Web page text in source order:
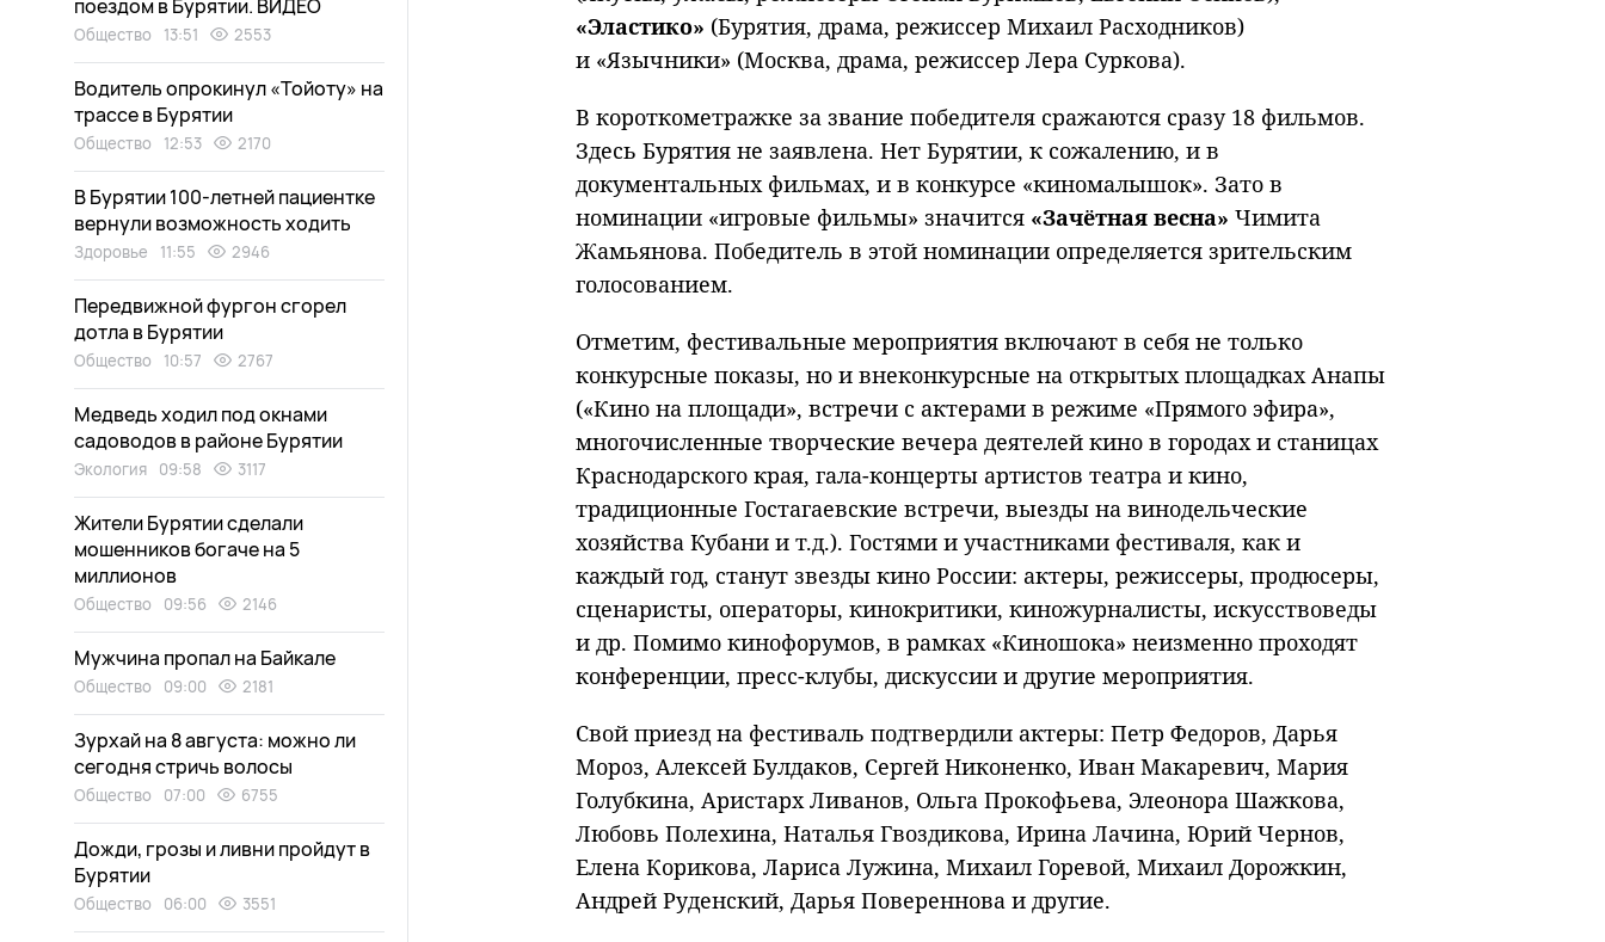
«Эластико» (Бурятия, драма, режиссер Михаил Расходников)
и «Язычники» (Москва, драма, режиссер Лера Суркова).
В короткометражке за звание победителя сражаются сразу 18 фильмов.
Здесь Бурятия не заявлена. Нет Бурятии, к сожалению, и в
документальных фильмах, и в конкурсе «киномалышок». Зато в
номинации «игровые фильмы» значится «Зачётная весна» Чимита
Жамьянова. Победитель в этой номинации определяется зрительским
голосованием.
Отметим, фестивальные мероприятия включают в себя не только
конкурсные показы, но и внеконкурсные на открытых площадках Анапы
(«Кино на площади», встречи с актерами в режиме «Прямого эфира»,
многочисленные творческие вечера деятелей кино в городах и станицах
Краснодарского края, гала-концерты артистов театра и кино,
традиционные Гостагаевские встречи, выезды на винодельческие
хозяйства Кубани и т.д.). Гостями и участниками фестиваля, как и
каждый год, станут звезды кино России: актеры, режиссеры, продюсеры,
сценаристы, операторы, кинокритики, киножурналисты, искусствоведы
и др. Помимо кинофорумов, в рамках «Киношока» неизменно проходят
конференции, пресс-клубы, дискуссии и другие мероприятия.
Свой приезд на фестиваль подтвердили актеры: Петр Федоров, Дарья
Мороз, Алексей Булдаков, Сергей Никоненко, Иван Макаревич, Мария
Голубкина, Аристарх Ливанов, Ольга Прокофьева, Элеонора Шажкова,
Любовь Полехина, Наталья Гвоздикова, Ирина Лачина, Юрий Чернов,
Елена Корикова, Лариса Лужина, Михаил Горевой, Михаил Дорожкин,
Андрей Руденский, Дарья Повереннова и другие.
поездом в Бурятии. ВИДЕО
Общество 13:51 2553
Водитель опрокинул «Тойоту» на
трассе в Бурятии
Общество 12:53 2170
В Бурятии 100-летней пациентке
вернули возможность ходить
Здоровье 11:55 2946
Передвижной фургон сгорел
дотла в Бурятии
Общество 10:57 2767
Медведь ходил под окнами
садоводов в районе Бурятии
Экология 09:58 3117
Жители Бурятии сделали
мошенников богаче на 5
миллионов
Общество 09:56 2146
Мужчина пропал на Байкале
Общество 09:00 2181
Зурхай на 8 августа: можно ли
сегодня стричь волосы
Общество 07:00 6755
Дожди, грозы и ливни пройдут в
Бурятии
Общество 06:00 3551